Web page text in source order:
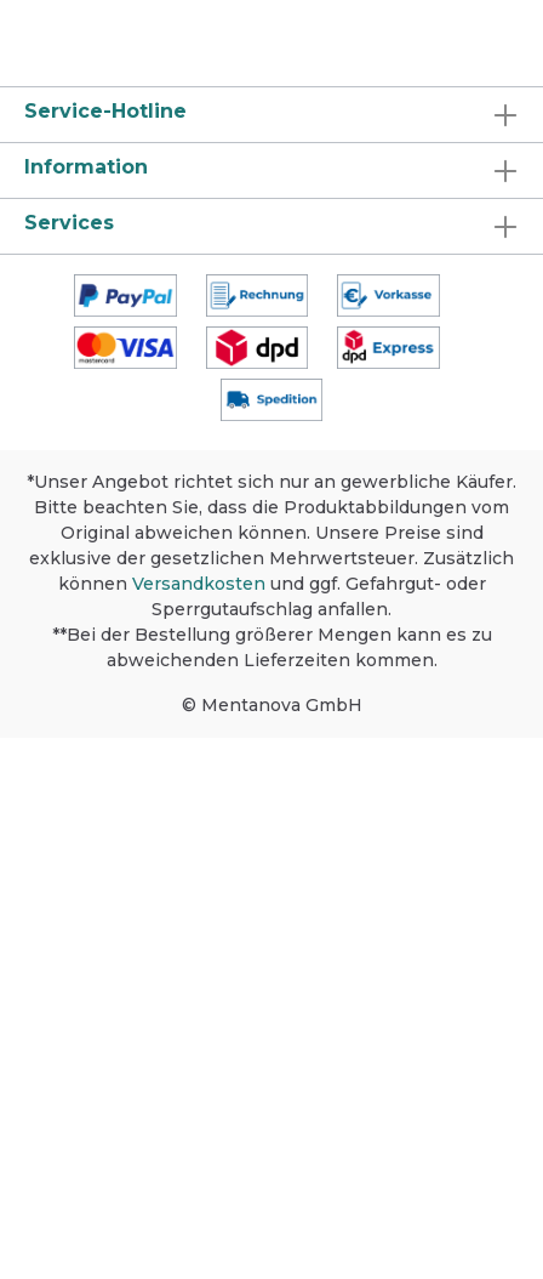
Service-Hotline
Information
Services
*Unser Angebot richtet sich nur an gewerbliche Käufer.
Bitte beachten Sie, dass die Produktabbildungen vom
Original abweichen können. Unsere Preise sind
exklusive der gesetzlichen Mehrwertsteuer. Zusätzlich
können Versandkosten und ggf. Gefahrgut- oder
Sperrgutaufschlag anfallen.
**Bei der Bestellung größerer Mengen kann es zu
abweichenden Lieferzeiten kommen.
© Mentanova GmbH